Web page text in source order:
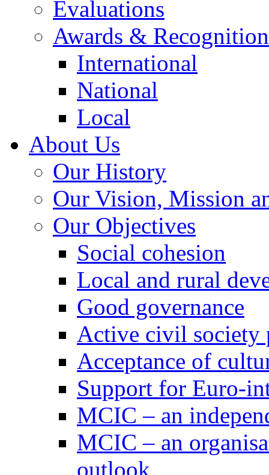
Evaluations
Awards &
International
National
Local
About Us
Our History
Our Vision, Mission
Our Objectives
Social cohesion
Local and rural
Good governance
Active civil society
Acceptance of
Support for Euro-
MCIC – an
MCIC – an
outlook